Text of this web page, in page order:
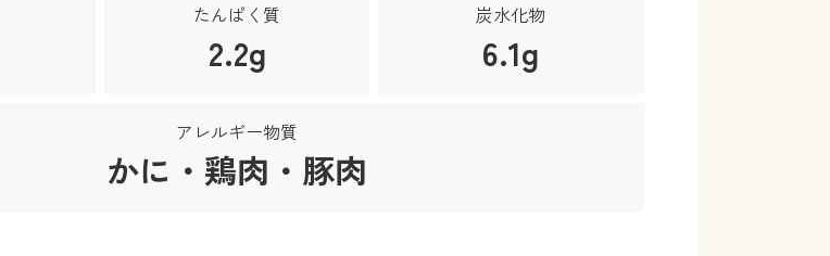
たんぱく質
2.2g
炭水化物
6.1g
アレルギー物質
かに・鶏肉・豚肉